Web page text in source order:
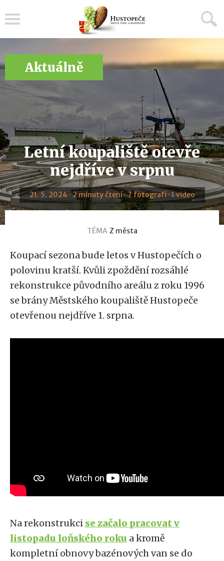
Aktuálně
Letní koupaliště otevře
nejdříve v srpnu
21. 5. 2024 · 2 minuty čtení · 7 fotografí · 1 video
TÉMA Z města
Koupací sezona bude letos v Hustopečích o
polovinu kratší. Kvůli zpoždění rozsáhlé
rekonstrukce původního areálu z roku 1996
se brány Městského koupaliště Hustopeče
otevřenou nejdříve 1. srpna.
Na rekonstrukci se začalo pracovat v
listopadu loňského roku a kromě
kompletní obnovy bazénových van se do